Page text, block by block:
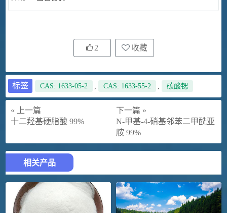
2 收藏
标签 CAS: 1633-05-2 , CAS: 1633-55-2 , 碳酸锶
« 上一篇
十二羟基硬脂酸 99%
下一篇 »
N-甲基-4-硝基邻苯二甲酰亚
胺 99%
相关产品